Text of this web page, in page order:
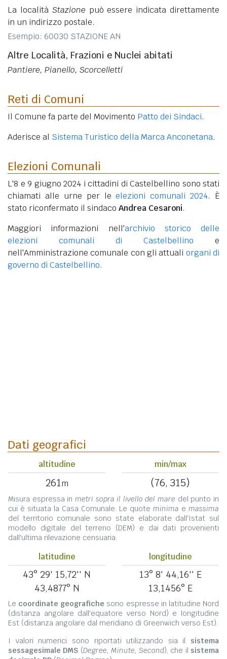
La località Stazione può essere indicata direttamente
in un indirizzo postale.
Esempio: 60030 STAZIONE AN
Altre Località, Frazioni e Nuclei abitati
Pantiere, Pianello, Scorcelletti
Reti di Comuni
Il Comune fa parte del Movimento Patto dei Sindaci.
Aderisce al Sistema Turistico della Marca Anconetana.
Elezioni Comunali
L'8 e 9 giugno 2024 i cittadini di Castelbellino sono stati
chiamati alle urne per leelezioni comunali 2024. È
stato riconfermato il sindaco Andrea Cesaroni.
Maggiori informazioni nell'archivio storico delle
elezioni comunali di Castelbellino e
nell'Amministrazione comunale con gli attuali organi di
governo di Castelbellino.
Dati geografici
altitudine
261m
min/max
(76, 315)
Misura espressa in metri sopra il livello del mare del punto in
cui è situata la Casa Comunale. Le quote minima e massima
del territorio comunale sono state elaborate dall'Istat sul
modello digitale del terreno (DEM) e dai dati provenienti
dall'ultima rilevazione censuaria.
latitudine
43° 29' 15,72'' N
43,4877° N
longitudine
13° 8' 44,16'' E
13,1456° E
Le coordinate geografiche sono espresse in latitudine Nord
(distanza angolare dall'equatore verso Nord) e longitudine
Est (distanza angolare dal meridiano di Greenwich verso Est).
I valori numerici sono riportati utilizzando sia il sistema
sessagesimale DMS (Degree, Minute, Second), che il sistema